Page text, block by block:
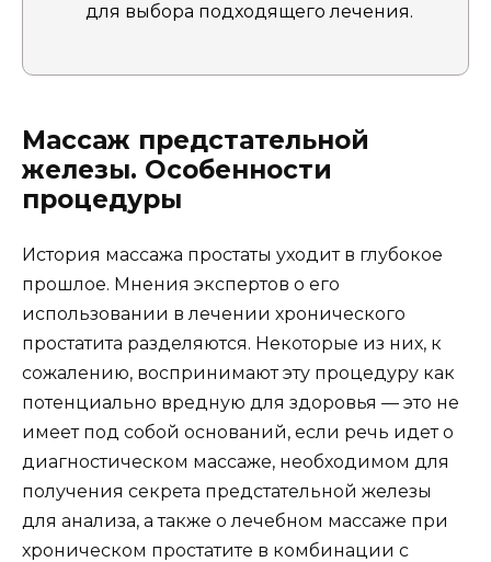
для выбора подходящего лечения.
Массаж предстательной
железы. Особенности
процедуры
История массажа простаты уходит в глубокое
прошлое. Мнения экспертов о его
использовании в лечении хронического
простатита разделяются. Некоторые из них, к
сожалению, воспринимают эту процедуру как
потенциально вредную для здоровья — это не
имеет под собой оснований, если речь идет о
диагностическом массаже, необходимом для
получения секрета предстательной железы
для анализа, а также о лечебном массаже при
хроническом простатите в комбинации с